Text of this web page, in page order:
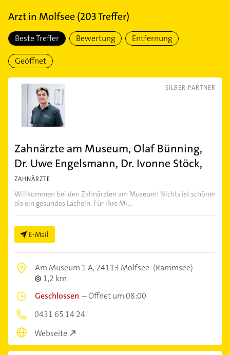
Arztin Molfsee(203Treffer)
Beste Treffer Bewertung Entfernung
Geöffnet
SILBER PARTNER
Zahnärzte am Museum, Olaf Bünning,
Dr. Uwe Engelsmann, Dr. Ivonne Stöck,
ZAHNÄRZTE
Willkommen bei den Zahnärzten am Museum! Nichts ist schöner
als ein gesundes Lächeln. Für Ihre Mi...
E-Mail
Am Museum 1 A,24113 Molfsee (Rammsee)
1,2 km
Geschlossen –Öffnet um 08:00
0431 65 14 24
Webseite